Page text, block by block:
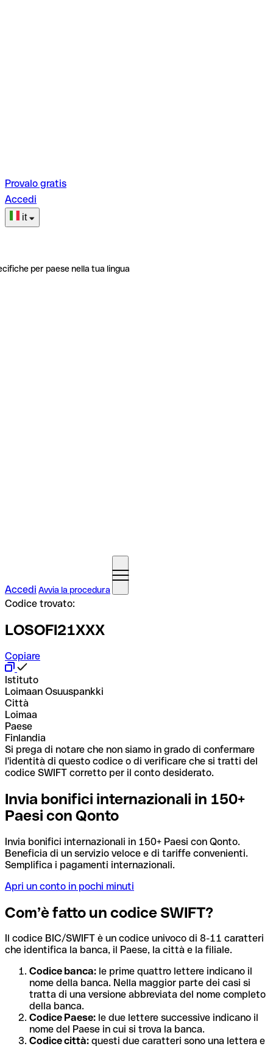
Provalo gratis
Accedi
it
per paese nella tua lingua
Accedi Avvia la procedura
Codice trovato:
LOSOFI21XXX
Copiare
Istituto
Loimaan Osuuspankki
Città
Loimaa
Paese
Finlandia
Si prega di notare che non siamo in grado di confermare
l'identità di questo codice o di verificare che si tratti del
codice SWIFT corretto per il conto desiderato.
Invia bonifici internazionali in 150+
Paesi con Qonto
Invia bonifici internazionali in 150+ Paesi con Qonto.
Beneficia di un servizio veloce e di tariffe convenienti.
Semplifica i pagamenti internazionali.
Apri un conto in pochi minuti
Com’è fatto un codice SWIFT?
Il codice BIC/SWIFT è un codice univoco di 8-11 caratteri
che identifica la banca, il Paese, la città e la filiale.
Codice banca: le prime quattro lettere indicano il
nome della banca. Nella maggior parte dei casi si
tratta di una versione abbreviata del nome completo
della banca.
Codice Paese: le due lettere successive indicano il
nome del Paese in cui si trova la banca.
Codice città: questi due caratteri sono una lettera e